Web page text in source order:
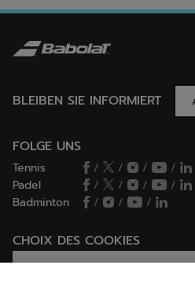
BLEIBEN SIE INFORMIERT
FOLGE UNS
Tennis / / /
/
Padel
/ / /
/
Badminton
/ / /
CHOIX DES COOKIES